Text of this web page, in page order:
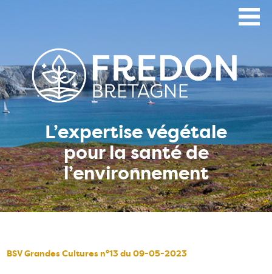
L’expertise végétale
pour la santé de
l’environnement
BSV Grandes Cultures n°13 du 09-05-2023